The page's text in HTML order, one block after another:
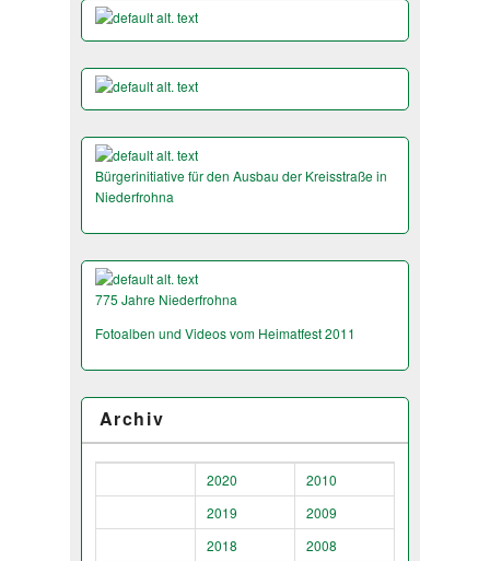
Bürgerinitiative für den Ausbau der Kreisstraße in
Niederfrohna
775 Jahre Niederfrohna
Fotoalben und Videos vom Heimatfest 2011
Archiv
2020
2010
2019
2009
2018
2008